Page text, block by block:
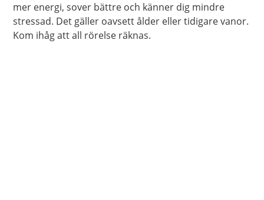
mer energi, sover bättre och känner dig mindre
stressad. Det gäller oavsett ålder eller tidigare vanor.
Kom ihåg att all rörelse räknas.